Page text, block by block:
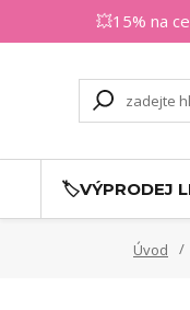
💥15% na
🏷️VÝPRODEJ
Úvod